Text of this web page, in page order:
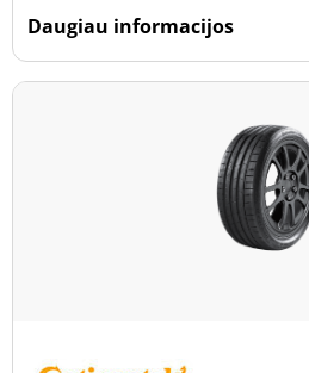
Daugiau informacijos